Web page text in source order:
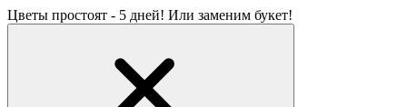
Цветы простоят - 5 дней! Или заменим букет!